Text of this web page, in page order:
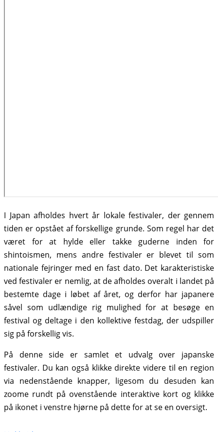
I Japan afholdes hvert år lokale festivaler, der gennem
tiden er opstået af forskellige grunde. Som regel har det
været for at hylde eller takke guderne inden for
shintoismen, mens andre festivaler er blevet til som
nationale fejringer med en fast dato. Det karakteristiske
ved festivaler er nemlig, at de afholdes overalt i landet på
bestemte dage i løbet af året, og derfor har japanere
såvel som udlændige rig mulighed for at besøge en
festival og deltage i den kollektive festdag, der udspiller
sig på forskellig vis.
På denne side er samlet et udvalg over japanske
festivaler. Du kan også klikke direkte videre til en region
via nedenstående knapper, ligesom du desuden kan
zoome rundt på ovenstående interaktive kort og klikke
på ikonet i venstre hjørne på dette for at se en oversigt.